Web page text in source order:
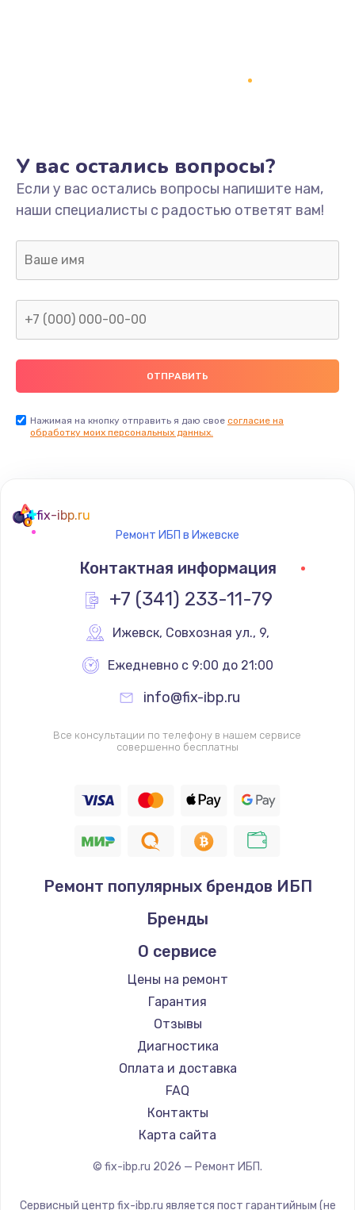
У вас остались вопросы?
Если у вас остались вопросы напишите нам,
наши специалисты с радостью ответят вам!
Нажимая на кнопку отправить я даю свое согласие на
обработку моих персональных данных.
fix-ibp.ru
Ремонт ИБП в Ижевске
Контактная информация
+7 (341) 233-11-79
Ижевск, Совхозная ул., 9,
Ежедневно с 9:00 до 21:00
info@fix-ibp.ru
Все консультации по телефону в нашем сервисе
совершенно бесплатны
Ремонт популярных брендов ИБП
Бренды
О сервисе
Цены на ремонт
Гарантия
Отзывы
Диагностика
Оплата и доставка
FAQ
Контакты
Карта сайта
© fix-ibp.ru 2026 — Ремонт ИБП.
Сервисный центр fix-ibp.ru является пост гарантийным (не